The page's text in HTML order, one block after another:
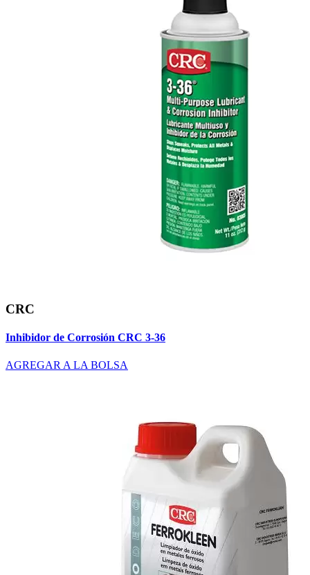
CRC
Inhibidor de Corrosión CRC 3-36
AGREGAR A LA BOLSA